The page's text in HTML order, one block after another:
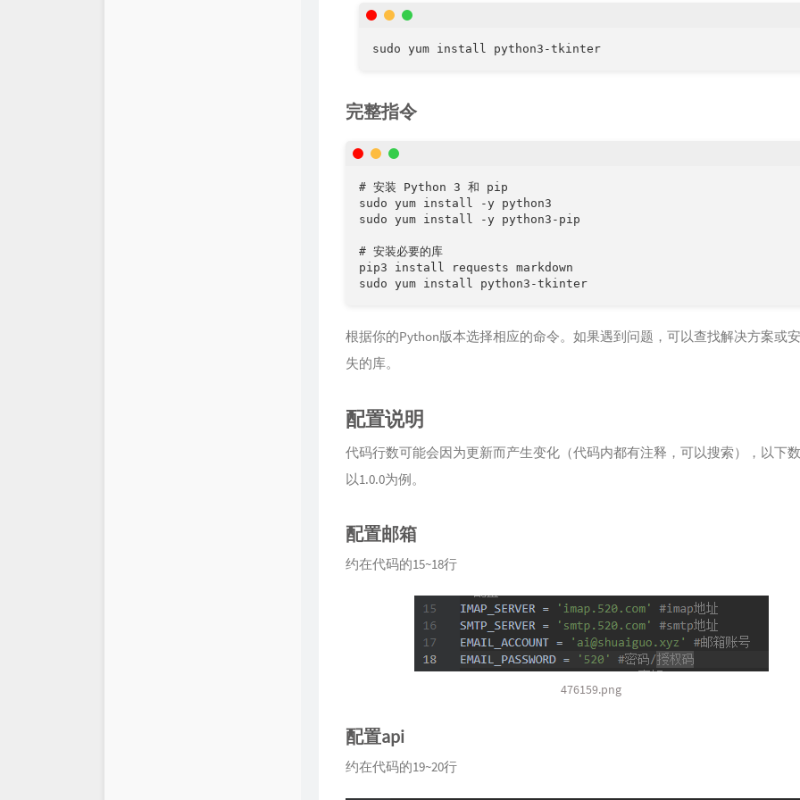
sudo yum install python3-tkinter
完整指令
# 安装 Python 3 和 pip
sudo yum install -y python3
sudo yum install -y python3-pip
# 安装必要的库
pip3 install requests markdown
sudo yum install python3-tkinter
根据你的Python版本选择相应的命令。如果遇到问题，可以查找解决方案或
失的库。
配置说明
代码行数可能会因为更新而产生变化（代码内都有注释，可以搜索），以下
以1.0.0为例。
配置邮箱
约在代码的15~18行
476159.png
配置api
约在代码的19~20行